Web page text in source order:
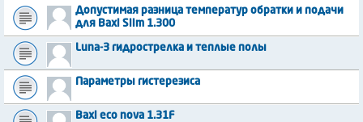
Допустимая разница температур обратки и подачи
для Baxi Slim 1.300
Luna-3 гидрострелка и теплые полы
Параметры гистерезиса
Baxi eco nova 1.31F